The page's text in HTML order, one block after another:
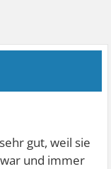
gut, weil sie
und immer